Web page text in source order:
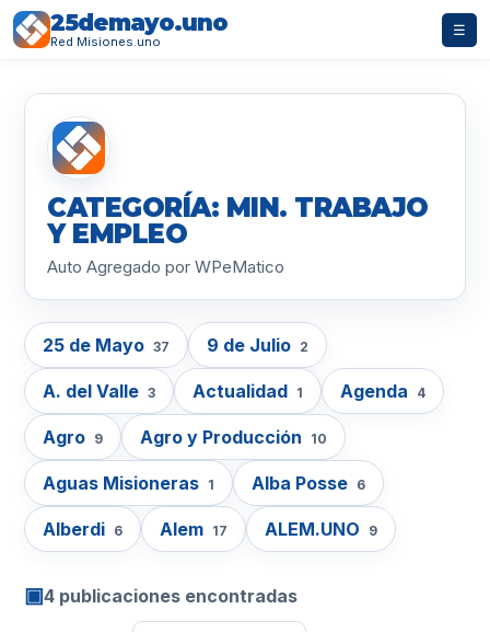
25demayo.uno
Red Misiones.uno
☰
CATEGORÍA: MIN. TRABAJO
Y EMPLEO
Auto Agregado por WPeMatico
25 de Mayo 37 9 de Julio 2
A. del Valle 3 Actualidad 1 Agenda 4
Agro 9 Agro y Producción 10
Aguas Misioneras 1 Alba Posse 6
Alberdi 6 Alem 17 ALEM.UNO 9
▣4 publicaciones encontradas